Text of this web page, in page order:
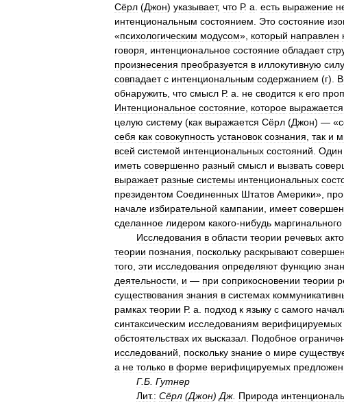
Сёрл (Джон) указывает, что Р. а есть выражение
интенциональным состоянием Это состояние
«психологическим модусом», который направлен
говоря
интенциональное состояние обладает
произнесения преобразуется в иллокутивную силу
совпадает с интенциональным содержанием (г).
обнаружить что смысл Р. а не сводится к его
Интенциональное состояние которое выражается
целую систему (как выражается Сёрл (Джон) — «
себя как совокупность установок сознания так и
всей системой интенциональных состояний Один
иметь совершенно разный смысл и вызвать
выражает разные системы интенциональных
президентом Соединенных Штатов Америки»,
начале избирательной кампании имеет
сделанное лидером какого-нибудь маргинального
Исследования в области теории речевых
теории познания поскольку раскрывают
того эти исследования определяют функцию
деятельности
и — при соприкосновении теории
существования знания в системах
рамках теории Р. а подход к языку с самого
синтаксическим исследованиям верифицируемых
обстоятельствах их высказал Подобное
исследований
поскольку знание о мире
а не только в форме верифицируемых
Г.Б Гутнер
Лит.: Сёрл (Джон) Дж Природа